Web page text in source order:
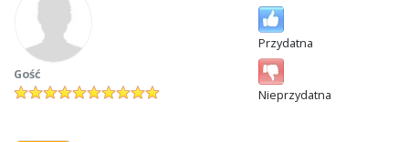
Gość
Przydatna
Nieprzydatna